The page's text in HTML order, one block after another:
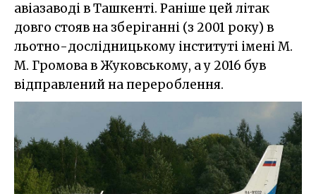
авіазаводі в Ташкенті. Раніше цей літак
довго стояв на зберіганні (з 2001 року) в
льотно-дослідницькому інституті імені М.
М. Громова в Жуковському, а у 2016 був
відправлений на перероблення.